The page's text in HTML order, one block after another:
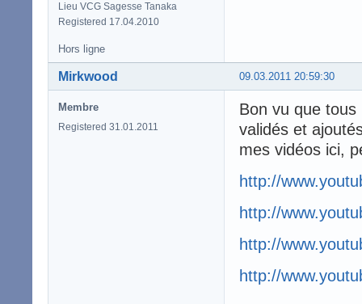
Lieu VCG Sagesse Tanaka
Registered 17.04.2010
Hors ligne
09.03.2011 20:59:30
Mirkwood
Membre
Registered 31.01.2011
Bon vu que
validés et
mes vidéos ici,
http://
http://
http://
http://